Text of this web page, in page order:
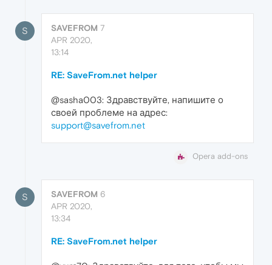
S SAVEFROM 7
APR 2020,
13:14
RE: SaveFrom.net helper
@sasha003: Здравствуйте, напишите о
своей проблеме на адрес:
support@savefrom.net
Opera add-ons
S SAVEFROM 6
APR 2020,
13:34
RE: SaveFrom.net helper